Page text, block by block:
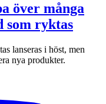
över många
som ryktas
lanseras i höst, men
nya produkter.